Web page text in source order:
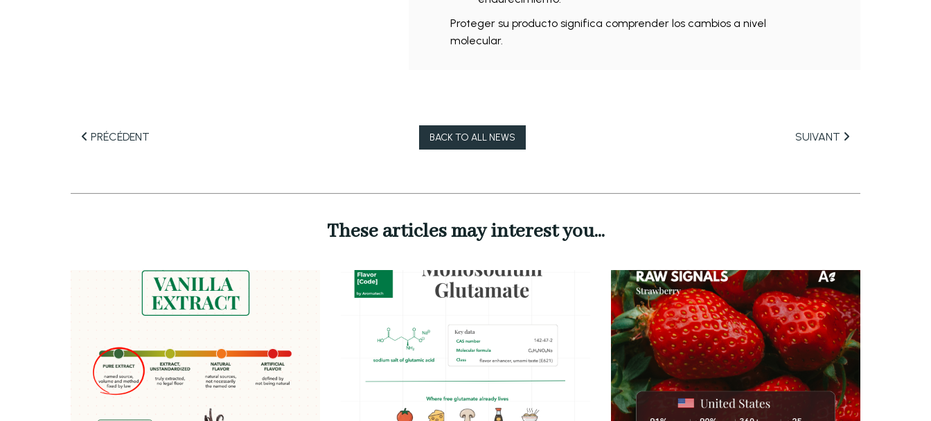
Proteger su producto significa comprender los cambios a nivel
molecular.
PRÉCÉDENT BACK TO ALL NEWS SUIVANT
These articles may interest you...